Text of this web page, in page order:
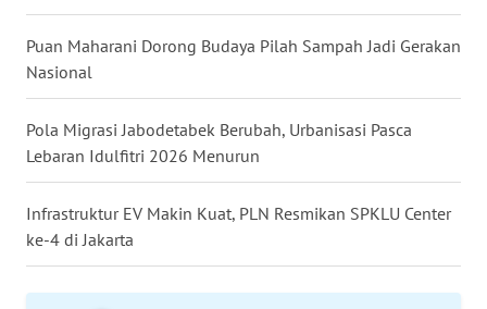
Puan Maharani Dorong Budaya Pilah Sampah Jadi Gerakan
Nasional
Pola Migrasi Jabodetabek Berubah, Urbanisasi Pasca
Lebaran Idulfitri 2026 Menurun
Infrastruktur EV Makin Kuat, PLN Resmikan SPKLU Center
ke-4 di Jakarta
WN
TAPANULI
TENGAH
WN DELI
SERDANG
WN
TINGGI